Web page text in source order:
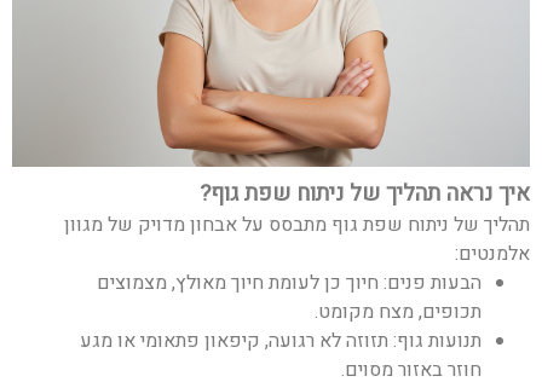
איך נראה תהליך של ניתוח שפת גוף?
תהליך של ניתוח שפת גוף מתבסס על אבחון מדויק של מגוון
אלמנטים:
הבעות פנים: חיוך כן לעומת חיוך מאולץ, מצמוצים
תכופים, מצח מקומט.
תנועות גוף: תזוזה לא רגועה, קיפאון פתאומי או מגע
חוזר באזור מסוים.